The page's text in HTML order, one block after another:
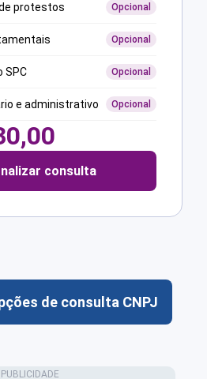
protestos Opcional
Opcional
SPC Opcional
e administrativo Opcional
consulta
de consulta CNPJ